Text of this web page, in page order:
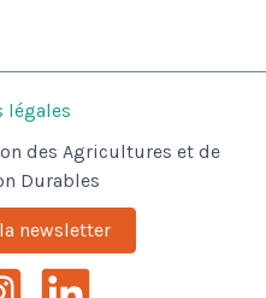
légales
des Agricultures et de
Durables
newsletter